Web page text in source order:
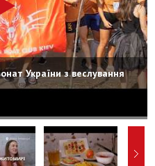
України з веслування